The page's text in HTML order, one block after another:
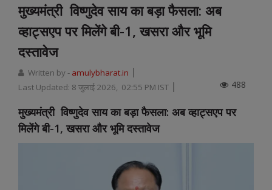
मुख्यमंत्री विष्णुदेव साय का बड़ा फैसला: अब
व्हाट्सएप पर मिलेंगे बी-1, खसरा और भूमि
दस्तावेज
Written by - amulybharat.in
Last Updated: 8 जुलाई 2026, 02:55 PM IST 488
मुख्यमंत्री विष्णुदेव साय का बड़ा फैसला: अब व्हाट्सएप पर
मिलेंगे बी-1, खसरा और भूमि दस्तावेज